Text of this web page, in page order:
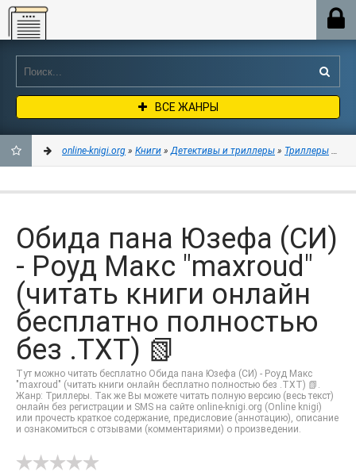
Online-knigi.org
ВСЕ ЖАНРЫ
ЗАКЛАДКИ
online-knigi.org » Книги »Детективы и триллеры » Триллеры »
Обида пана Юзефа (СИ)
- Роуд Макс "maxroud"
(читать книги онлайн
бесплатно полностью
без .TXT) 📗
Тут можно читать бесплатно Обида пана Юзефа (СИ) - Роуд Макс
"maxroud" (читать книги онлайн бесплатно полностью без .TXT) 📗.
Жанр: Триллеры. Так же Вы можете читать полную версию (весь текст)
онлайн без регистрации и SMS на сайте online-knigi.org (Online knigi)
или прочесть краткое содержание, предисловие (аннотацию), описание
и ознакомиться с отзывами (комментариями) о произведении.